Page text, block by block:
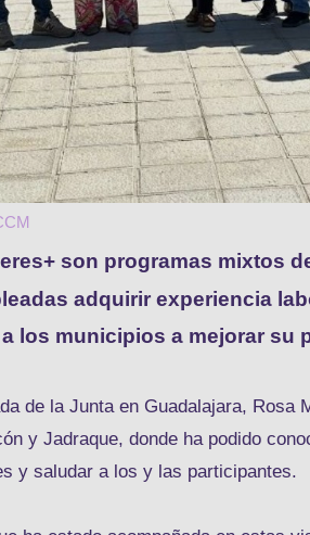
son programas mixtos
adquirir experiencia
los municipios a mejorar
de la Junta en Guadalajara,
y Jadraque, donde ha podido
y saludar a los y las participantes.